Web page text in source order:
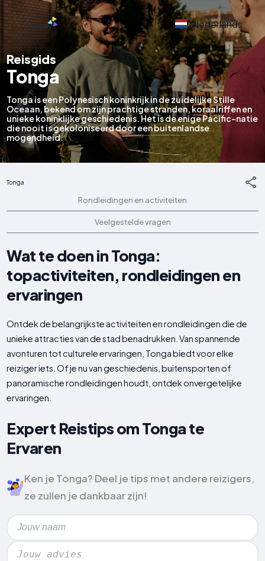
Nederlands
Reisgids
Tonga
Tonga is een Polynesisch koninkrijk in de zuidelijke Stille
Oceaan, bekend om zijn prachtige stranden, koraalriffen en
unieke koninklijke geschiedenis. Het is de enige Pacific-natie
die nooit is gekoloniseerd door een buitenlandse
mogendheid.
Tonga
Rondleidingen en activiteiten
Veelgestelde vragen
Wat te doen in Tonga:
topactiviteiten, rondleidingen en
ervaringen
Ontdek de belangrijkste activiteiten en rondleidingen die de
unieke attracties van de stad benadrukken. Van spannende
avonturen tot culturele ervaringen, Tonga biedt voor elke
reiziger iets. Of je nu van geschiedenis, buitensporten of
panoramische rondleidingen houdt, ontdek onvergetelijke
ervaringen.
Expert Reistips om Tonga te
Ervaren
Ken je Tonga? Deel je tips met andere reizigers,
ze zullen je dankbaar zijn!